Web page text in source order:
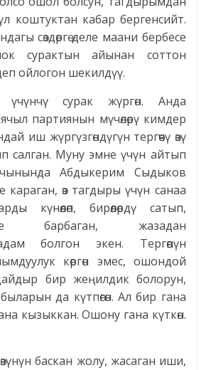
коштуктан кабар бергенсийт.
сөздөргө деле маани бербесе
сурактын айынан соттон
ойлогон шекилдүү.
сурак жүргөн. Анда
партиянын мүчөлөрү кимдер
иш жүргүзгөндүгүн тергөөчү өзү
салган. Муну эмне үчүн айтып
Абдыкерим Сыдыков
караган, өз тагдыры үчүн санаа
күнөөлөп, бирөөлөрдү сатып,
барбаган, жазадан
болгон экен. Тергөөнүн
көргөн эмес, ошондой
бир жеңилдик болорун,
да күтпөгөн. Ал бир гана
кызыккан. Ошону гана күткөн.
баскан жолу, жасаган иши,